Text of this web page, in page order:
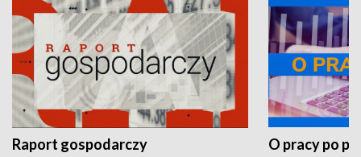
Raport gospodarczy O pracy po